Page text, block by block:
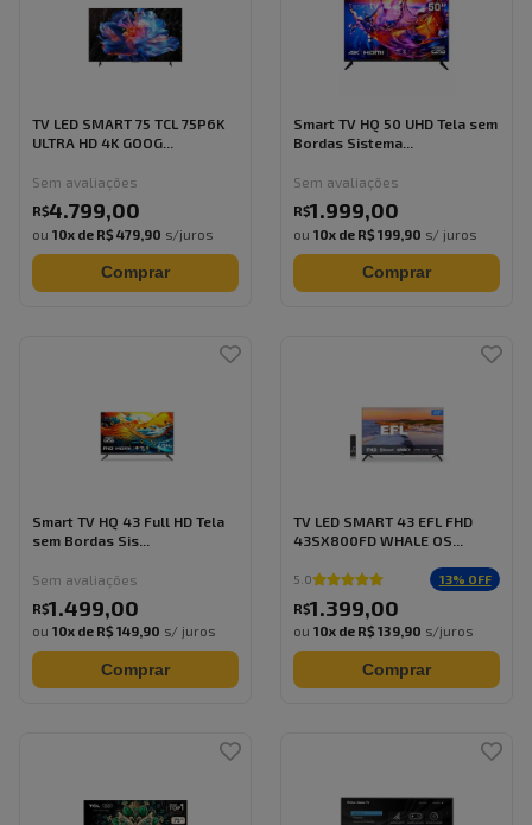
TV LED SMART 75 TCL 75P6K
ULTRA HD 4K GOOG...
Sem avaliações
R$4.799,00
ou 10x de R$ 479,90 s/juros
Comprar
Smart TV HQ 50 UHD Tela sem
Bordas Sistema...
Sem avaliações
R$1.999,00
ou 10x de R$ 199,90 s/ juros
Comprar
Smart TV HQ 43 Full HD Tela
sem Bordas Sis...
Sem avaliações
R$1.499,00
ou 10x de R$ 149,90 s/ juros
Comprar
TV LED SMART 43 EFL FHD
43SX800FD WHALE OS...
5.0 13% OFF
R$1.399,00
ou 10x de R$ 139,90 s/juros
Comprar